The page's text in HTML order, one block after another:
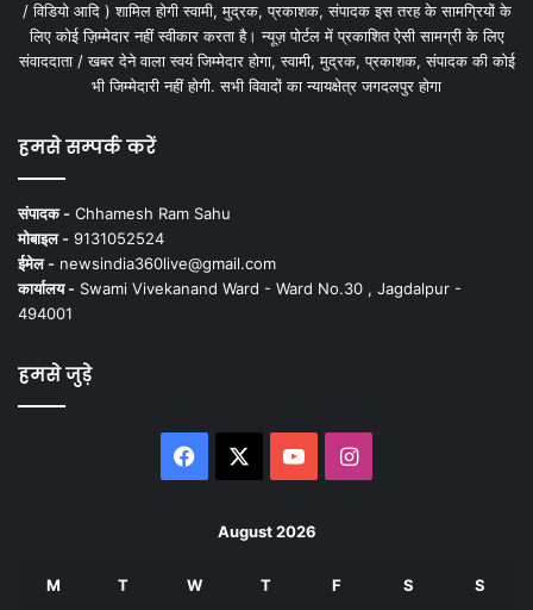
/ विडियो आदि ) शामिल होगी स्वामी, मुद्रक, प्रकाशक, संपादक इस तरह के सामग्रियों के
लिए कोई ज़िम्मेदार नहीं स्वीकार करता है। न्यूज़ पोर्टल में प्रकाशित ऐसी सामग्री के लिए
संवाददाता / खबर देने वाला स्वयं जिम्मेदार होगा, स्वामी, मुद्रक, प्रकाशक, संपादक की कोई
भी जिम्मेदारी नहीं होगी. सभी विवादों का न्यायक्षेत्र जगदलपुर होगा
हमसे सम्पर्क करें
संपादक - Chhamesh Ram Sahu
मोबाइल - 9131052524
ईमेल - newsindia360live@gmail.com
कार्यालय - Swami Vivekanand Ward - Ward No.30 , Jagdalpur -
494001
हमसे जुड़े
Facebook YouTubeInstagram
August 2026
M T W T F S S